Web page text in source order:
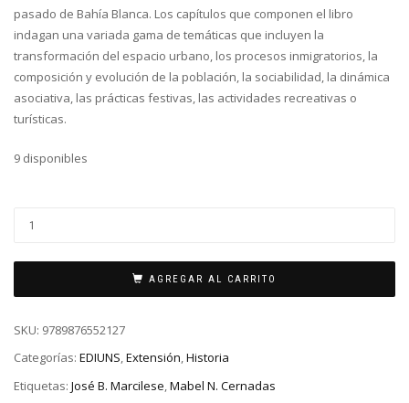
pasado de Bahía Blanca. Los capítulos que componen el libro
indagan una variada gama de temáticas que incluyen la
transformación del espacio urbano, los procesos inmigratorios, la
composición y evolución de la población, la sociabilidad, la dinámica
asociativa, las prácticas festivas, las actividades recreativas o
turísticas.
9 disponibles
AGREGAR AL CARRITO
SKU: 9789876552127
Categorías: EDIUNS,Extensión,Historia
Etiquetas: José B. Marcilese,Mabel N. Cernadas